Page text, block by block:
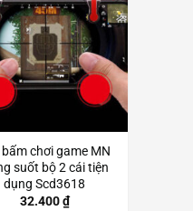
chơi game MN
suốt bộ 2 cái tiện
dụng Scd3618
32.400₫